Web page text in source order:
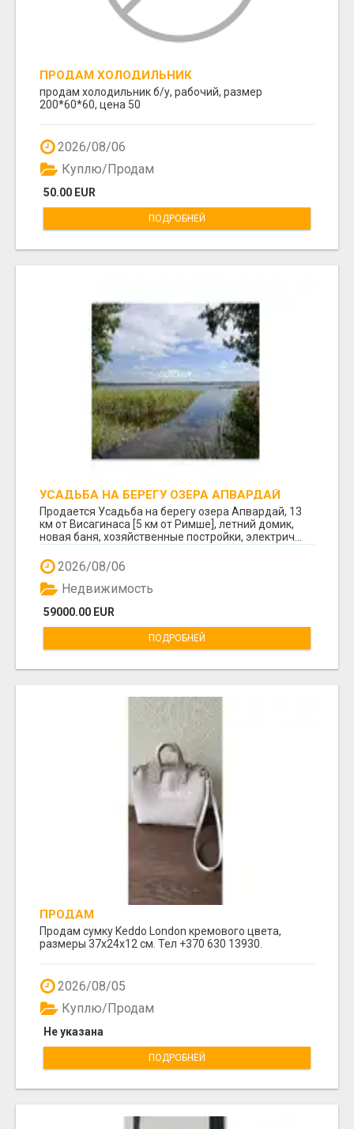
ПРОДАМ ХОЛОДИЛЬНИК
продам холодильник б/у, рабочий, размер
200*60*60, цена 50
2026/08/06
50.00 EUR
Куплю/Продам
ПОДРОБНЕЙ
УСАДЬБА НА БЕРЕГУ ОЗЕРА АПВАРДАЙ
Продается Усадьба на берегу озера Апвардай, 13
км от Висагинаса [5 км от Римше], летний домик,
новая баня, хозяйственные постройки, электрич...
2026/08/06
59000.00 EUR
Недвижимость
ПОДРОБНЕЙ
ПРОДАМ
Продам сумку Keddo London кремового цвета,
размеры 37x24x12 cм. Тел +370 630 13930.
2026/08/05
Не указана
Куплю/Продам
ПОДРОБНЕЙ